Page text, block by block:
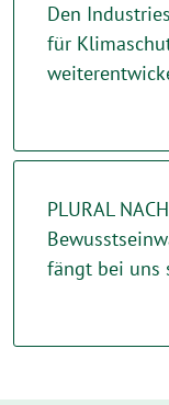
Den
für
PLURAL
fängt bei uns